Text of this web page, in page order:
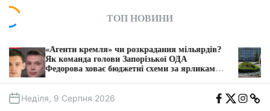
и
ТОП НОВИНИ
кремля» чи розкрадання мільярдів?
команда голови Запорізької ОДА
ховає бюджетні схеми за ярликами
Голова
на
допис
Неділя, 9 Серпня 2026
F
T
w
I
n
T